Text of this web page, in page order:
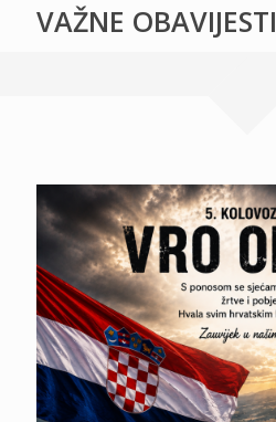
VAŽNE OBAVIJESTI